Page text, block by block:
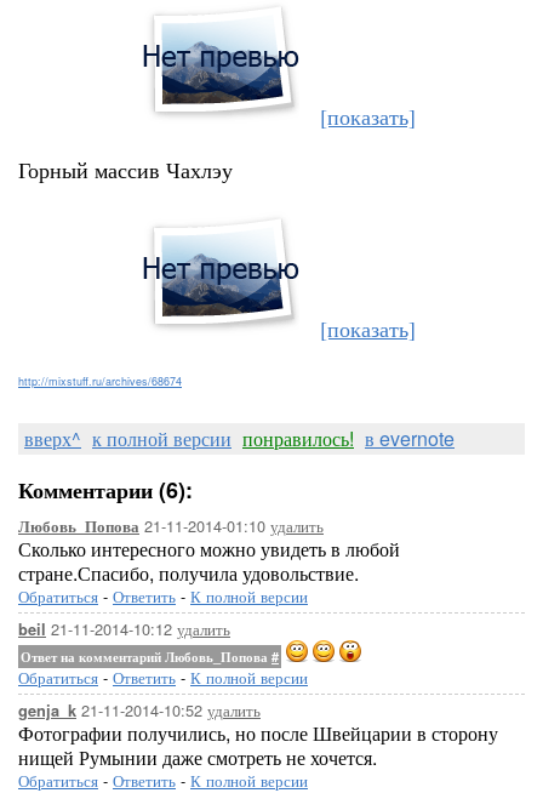
[показать]
Горный массив Чахлэу
[показать]
http://mixstuff.ru/archives/68674
вверх^ к полной версии понравилось! в evernote
Комментарии (6):
Любовь_Попова 21-11-2014-01:10 удалить
Сколько интересного можно увидеть в любой
стране.Спасибо, получила удовольствие.
Обратиться - Ответить - К полной версии
beil 21-11-2014-10:12 удалить
Ответ на комментарий Любовь_Попова #
Обратиться - Ответить - К полной версии
genja_k 21-11-2014-10:52 удалить
Фотографии получились, но после Швейцарии в сторону
нищей Румынии даже смотреть не хочется.
Обратиться - Ответить - К полной версии